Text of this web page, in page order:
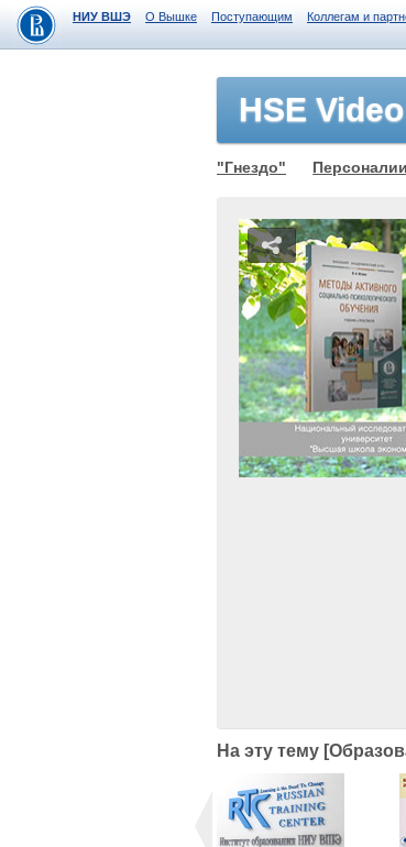
НИУ ВШЭ О Вышке Поступающим Коллегам и
HSE Video
"Гнездо" Персоналии
На эту тему